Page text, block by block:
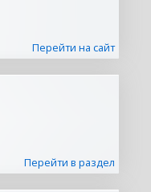
Перейти на сайт
Перейти в раздел